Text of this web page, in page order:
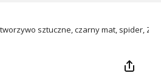
sztuczne, czarny mat, spider, ZX-